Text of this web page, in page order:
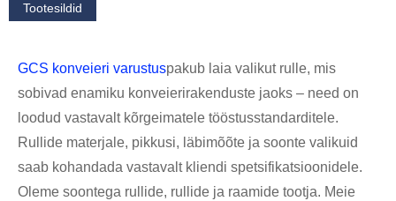
Tootesildid
GCS konveieri varustuspakub laia valikut rulle, mis
sobivad enamiku konveierirakenduste jaoks – need on
loodud vastavalt kõrgeimatele tööstusstandarditele.
Rullide materjale, pikkusi, läbimõõte ja soonte valikuid
saab kohandada vastavalt kliendi spetsifikatsioonidele.
Oleme soontega rullide, rullide ja raamide tootja. Meie